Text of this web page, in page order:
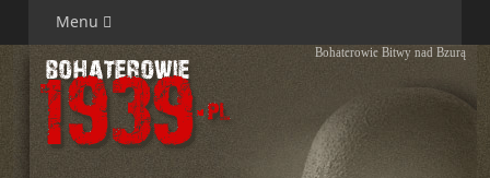
Menu
Bohaterowie Bitwy nad Bzurą